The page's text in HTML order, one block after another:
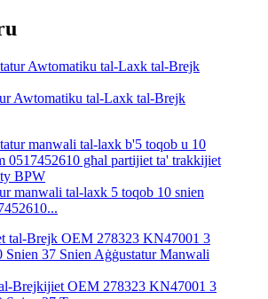
Awtomatiku tal-Laxk tal-Brejk
manwali tal-laxk 5 toqob 10 snien
Brejkijiet OEM 278323 KN47001 3